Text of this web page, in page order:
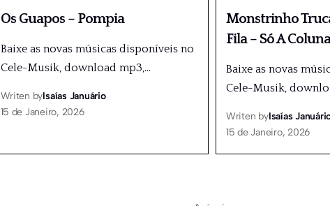
Os Guapos – Pompia
Baixe as novas músicas disponíveis no
Cele-Musik, download mp3,…
Writen byIsaías Januário
15 de Janeiro, 2026
Monstrinho
Fila – Só A Coluna
Baixe as novas
Cele-Musik,
Writen byIsaías
15 de Janeiro, 2026